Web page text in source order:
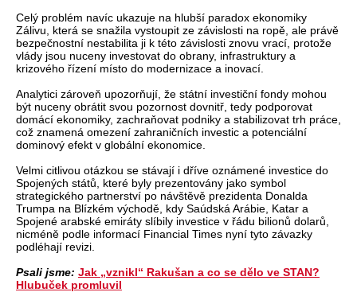
Celý problém navíc ukazuje na hlubší paradox ekonomiky
Zálivu, která se snažila vystoupit ze závislosti na ropě, ale právě
bezpečnostní nestabilita ji k této závislosti znovu vrací, protože
vlády jsou nuceny investovat do obrany, infrastruktury a
krizového řízení místo do modernizace a inovací.
Analytici zároveň upozorňují, že státní investiční fondy mohou
být nuceny obrátit svou pozornost dovnitř, tedy podporovat
domácí ekonomiky, zachraňovat podniky a stabilizovat trh práce,
což znamená omezení zahraničních investic a potenciální
dominový efekt v globální ekonomice.
Velmi citlivou otázkou se stávají i dříve oznámené investice do
Spojených států, které byly prezentovány jako symbol
strategického partnerství po návštěvě prezidenta Donalda
Trumpa na Blízkém východě, kdy Saúdská Arábie, Katar a
Spojené arabské emiráty slíbily investice v řádu bilionů dolarů,
nicméně podle informací Financial Times nyní tyto závazky
podléhají revizi.
Psali jsme: Jak „vznikl“ Rakušan a co se dělo ve STAN?
Hlubuček promluvil